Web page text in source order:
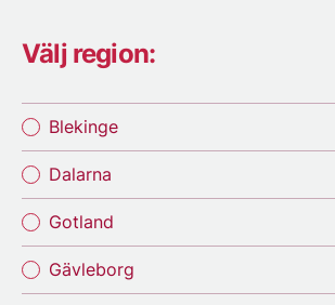
Välj region:
Blekinge
Dalarna
Gotland
Gävleborg